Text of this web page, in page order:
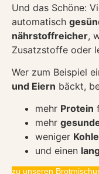
Und das Schöne:
automatisch
nährstoffreicher,
Zusatzstoffe oder
Wer zum Beispiel
und Eiern bäckt,
mehr Protein
mehr
weniger
und einen
zu unseren